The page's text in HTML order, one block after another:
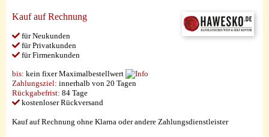
Kauf auf Rechnung
für Neukunden
für Privatkunden
für Firmenkunden
bis: kein fixer Maximalbestellwert
Zahlungsziel: innerhalb von 20 Tagen
Rückgabefrist: 84 Tage
kostenloser Rückversand
Kauf auf Rechnung ohne Klarna oder andere Zahlungsdienstleister